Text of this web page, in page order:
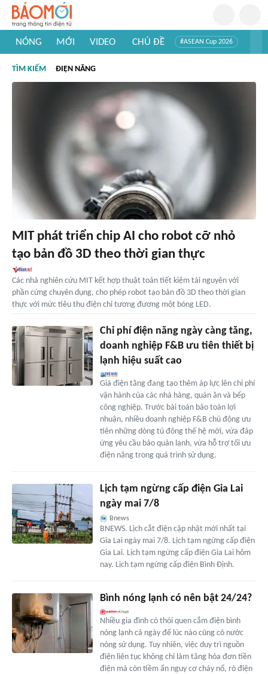
NÓNG MỚI VIDEO CHỦ ĐỀ #ASEAN Cup 2026
#Khám phá thế giới
TÌM KIẾM ĐIỆN NĂNG
MIT phát triển chip AI cho robot cỡ nhỏ
tạo bản đồ 3D theo thời gian thực
Các nhà nghiên cứu MIT kết hợp thuật toán tiết kiệm tài nguyên với
phần cứng chuyên dụng, cho phép robot tạo bản đồ 3D theo thời gian
thực với mức tiêu thụ điện chỉ tương đương một bóng LED.
Chi phí điện năng ngày càng tăng,
doanh nghiệp F&B ưu tiên thiết bị
lạnh hiệu suất cao
Giá điện tăng đang tạo thêm áp lực lên chi phí
vận hành của các nhà hàng, quán ăn và bếp
công nghiệp. Trước bài toán bảo toàn lợi
nhuận, nhiều doanh nghiệp F&B chủ động ưu
tiên những dòng tủ đông thế hệ mới, vừa đáp
ứng yêu cầu bảo quản lạnh, vừa hỗ trợ tối ưu
điện năng trong quá trình sử dụng.
Lịch tạm ngừng cấp điện Gia Lai
ngày mai 7/8
Bnews
BNEWS. Lịch cắt điện cập nhật mới nhất tại
Gia Lai ngày mai 7/8. Lịch tạm ngừng cấp điện
Gia Lai. Lịch tạm ngừng cấp điện Gia Lai hôm
nay. Lịch tạm ngừng cấp điện Bình Định.
Bình nóng lạnh có nên bật 24/24?
Nhiều gia đình có thói quen cắm điện bình
nóng lạnh cả ngày để lúc nào cũng có nước
nóng sử dụng. Tuy nhiên, việc duy trì nguồn
điện liên tục không chỉ làm tăng hóa đơn tiền
điện mà còn tiềm ẩn nguy cơ cháy nổ, rò điện